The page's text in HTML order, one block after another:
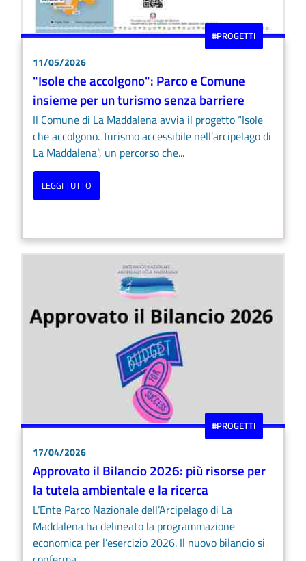
#PROGETTI
11/05/2026
"Isole che accolgono": Parco e Comune
insieme per un turismo senza barriere
Il Comune di La Maddalena avvia il progetto “Isole
che accolgono. Turismo accessibile nell’arcipelago di
La Maddalena”, un percorso che...
LEGGI TUTTO
#PROGETTI
17/04/2026
Approvato il Bilancio 2026: più risorse per
la tutela ambientale e la ricerca
L’Ente Parco Nazionale dell’Arcipelago di La
Maddalena ha delineato la programmazione
economica per l’esercizio 2026. Il nuovo bilancio si